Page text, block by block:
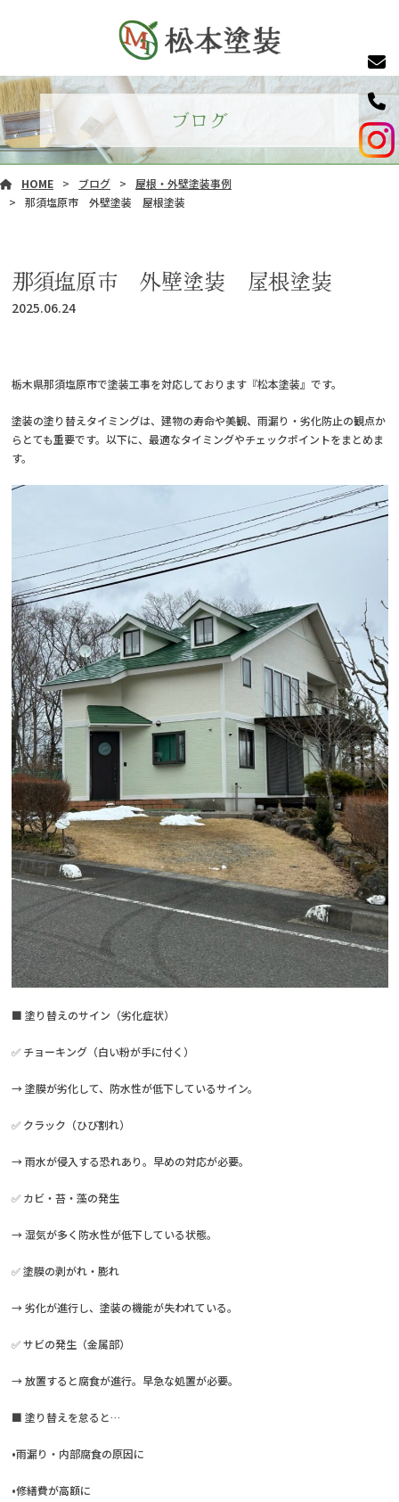
ブログ
HOME ブログ
屋根・外壁塗装事例
那須塩原市 外壁塗装 屋根塗装
那須塩原市 外壁塗装 屋根塗装
2025.06.24
栃木県那須塩原市で塗装工事を対応しております『松本塗装』です。
塗装の塗り替えタイミングは、建物の寿命や美観、雨漏り・劣化防止の観点か
らとても重要です。以下に、最適なタイミングやチェックポイントをまとめま
す。
■ 塗り替えのサイン（劣化症状）
✅ チョーキング（白い粉が手に付く）
→ 塗膜が劣化して、防水性が低下しているサイン。
✅ クラック（ひび割れ）
→ 雨水が侵入する恐れあり。早めの対応が必要。
✅ カビ・苔・藻の発生
→ 湿気が多く防水性が低下している状態。
✅ 塗膜の剥がれ・膨れ
→ 劣化が進行し、塗装の機能が失われている。
✅ サビの発生（金属部）
→ 放置すると腐食が進行。早急な処置が必要。
■ 塗り替えを怠ると…
•雨漏り・内部腐食の原因に
•修繕費が高額に